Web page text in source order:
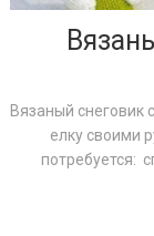
Вязаный снеговик
елку своими
потребуется: